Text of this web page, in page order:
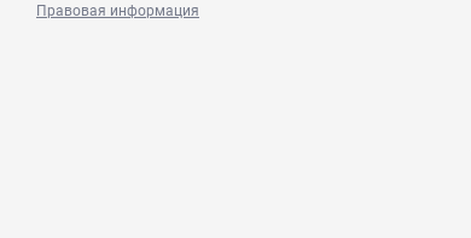
Правовая информация